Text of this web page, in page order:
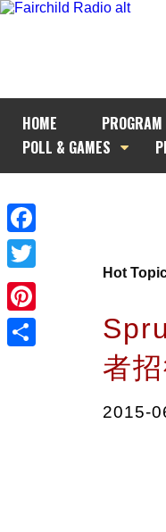
HOME PROGRAM
POLL & GAMES
Facebook
Twitter
Pinterest
Hot
者
2015-